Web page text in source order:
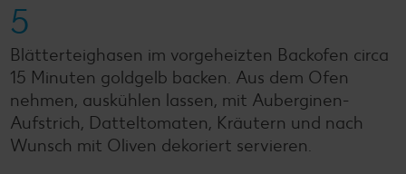
5
Blätterteighasen im vorgeheizten Backofen circa
15 Minuten goldgelb backen. Aus dem Ofen
nehmen, auskühlen lassen, mit Auberginen-
Aufstrich, Datteltomaten, Kräutern und nach
Wunsch mit Oliven dekoriert servieren.